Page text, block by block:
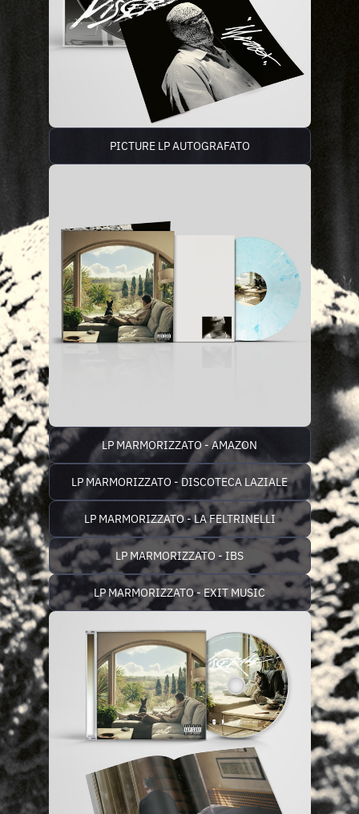
PICTURE LP AUTOGRAFATO
LP MARMORIZZATO - AMAZON
LP MARMORIZZATO - DISCOTECA LAZIALE
LP MARMORIZZATO - LA FELTRINELLI
LP MARMORIZZATO - IBS
LP MARMORIZZATO - EXIT MUSIC